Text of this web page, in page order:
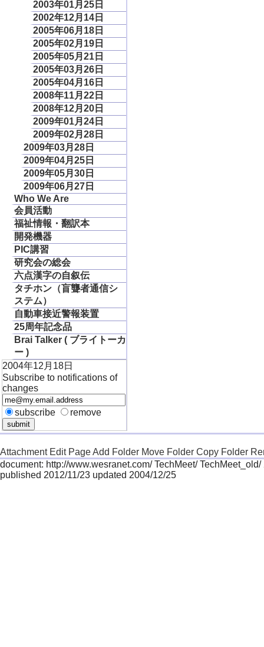
2003年01月25日
2002年12月14日
2005年06月18日
2005年02月19日
2005年05月21日
2005年03月26日
2005年04月16日
2008年11月22日
2008年12月20日
2009年01月24日
2009年02月28日
2009年03月28日
2009年04月25日
2009年05月30日
2009年06月27日
Who We Are
会員活動
福祉情報・翻訳本
開発機器
PIC講習
研究会の総会
六点漢字の自叙伝
タチホン（盲聾者通信シ
ステム）
自動車接近警報装置
25周年記念品
Brai Talker ( ブライトーカ
ー )
2004年12月18日
Subscribe to notifications of
changes
subscribe remove
Attachment Edit PageAdd Folder Move Folder Copy Folder
document: http://www.wesranet.com/ TechMeet/
published 2012/11/23 updated 2004/12/25